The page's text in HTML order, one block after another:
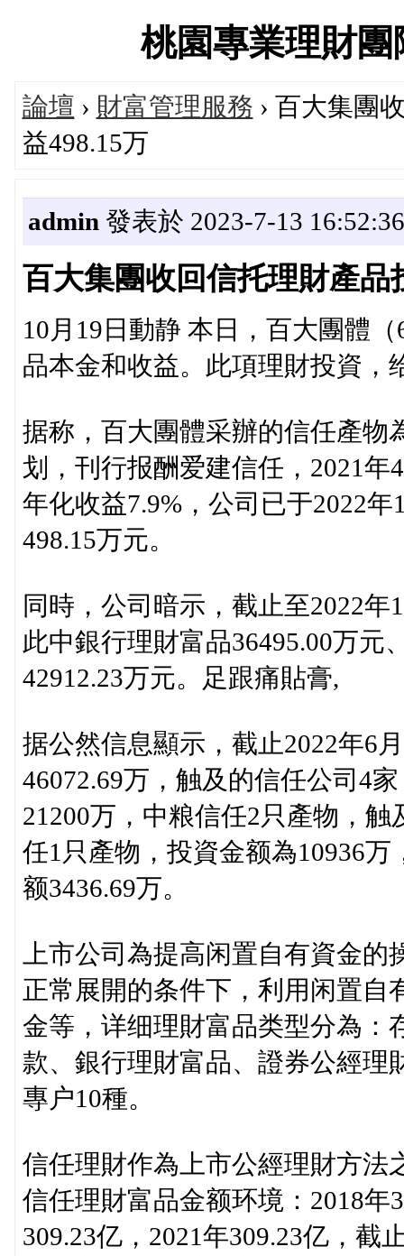
桃園專業理財
論壇 › 財富管理服務 › 百大集團
益498.15万
admin 發表於 2023-7-13 16:52:36
百大集團收回信托理財產品
10月19日動静 本日，百大團體
品本金和收益。此項理財投資，
据称，百大團體采辦的信任產物
划，刊行报酬爱建信任，2021年
年化收益7.9%，公司已于2022
498.15万元。
同時，公司暗示，截止至2022年
此中銀行理財富品36495.00万元
42912.23万元。足跟痛貼膏,
据公然信息顯示，截止2022年6
46072.69万，触及的信任公司4
21200万，中粮信任2只產物，
任1只產物，投資金额為10936
额3436.69万。
上市公司為提高闲置自有資金
正常展開的条件下，利用闲置自
金等，详细理財富品类型分為：
款、銀行理財富品、證券公經理
專户10種。
信任理財作為上市公經理財方法
信任理財富品金额环境：2018年
309.23亿，2021年309.23亿，截